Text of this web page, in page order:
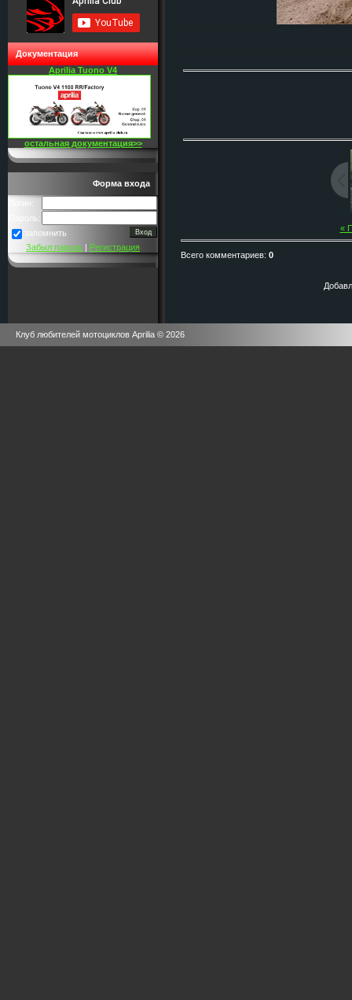
Документация
Aprilia Tuono V4
остальная документация>>
Форма входа
Логин:
Пароль:
запомнить
Забыл пароль | Регистрация
«
Всего комментариев: 0
Клуб любителей мотоциклов Aprilia © 2026